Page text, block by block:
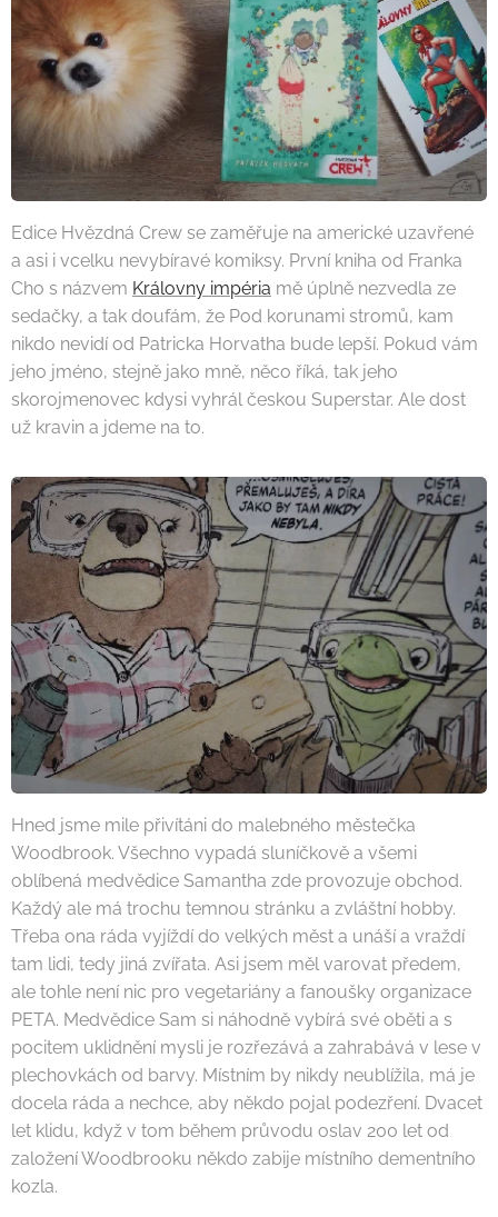
Edice Hvězdná Crew se zaměřuje na americké uzavřené
a asi i vcelku nevybíravé komiksy. První kniha od Franka
Cho s názvem Královny impéria mě úplně nezvedla ze
sedačky, a tak doufám, že Pod korunami stromů, kam
nikdo nevidí od Patricka Horvatha bude lepší. Pokud vám
jeho jméno, stejně jako mně, něco říká, tak jeho
skorojmenovec kdysi vyhrál českou Superstar. Ale dost
už kravin a jdeme na to.
Hned jsme mile přivítáni do malebného městečka
Woodbrook. Všechno vypadá sluníčkově a všemi
oblíbená medvědice Samantha zde provozuje obchod.
Každý ale má trochu temnou stránku a zvláštní hobby.
Třeba ona ráda vyjíždí do velkých měst a unáší a vraždí
tam lidi, tedy jiná zvířata. Asi jsem měl varovat předem,
ale tohle není nic pro vegetariány a fanoušky organizace
PETA. Medvědice Sam si náhodně vybírá své oběti a s
pocitem uklidnění mysli je rozřezává a zahrabává v lese v
plechovkách od barvy. Místním by nikdy neublížila, má je
docela ráda a nechce, aby někdo pojal podezření. Dvacet
let klidu, když v tom během průvodu oslav 200 let od
založení Woodbrooku někdo zabije místního dementního
kozla.